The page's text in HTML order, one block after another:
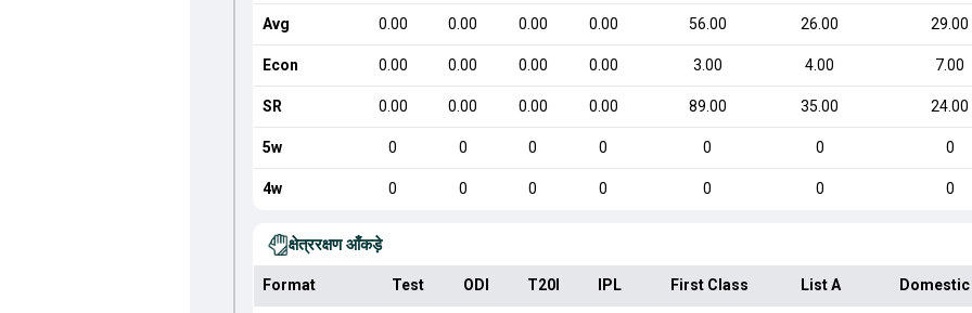
Avg 0.00 0.00 0.00 0.00 56.00 26.00 29.00
Econ 0.00 0.00 0.00 0.00 3.00 4.00 7.00
SR 0.00 0.00 0.00 0.00 89.00 35.00 24.00
5w 0 0 0 0 0 0 0
4w 0 0 0 0 0 0 0
क्षेत्ररक्षण आँकड़े
Format Test ODI T20I IPL First Class List A